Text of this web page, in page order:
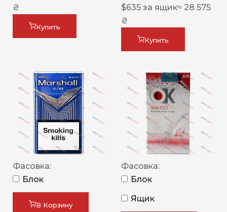
₴
Купить
$635 за ящик≈ 28 575
₴
Купить
Фасовка:
Блок
В Корзину
Фасовка:
Блок
Ящик